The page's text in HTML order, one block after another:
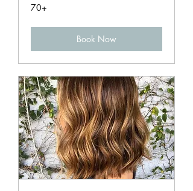
70+
70+
Book Now